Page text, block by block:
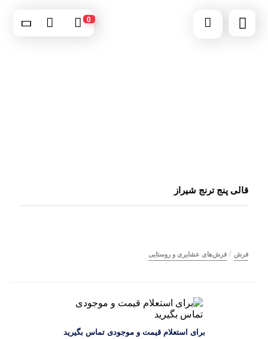
0
قالی پنج ترنج شیراز
فرش / فرش‌های عشایری و روستایی
برای استعلام قیمت و موجودی تماس بگیرید